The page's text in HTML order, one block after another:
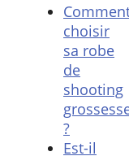
choisir
sa robe
de
shooting
?
Est-il